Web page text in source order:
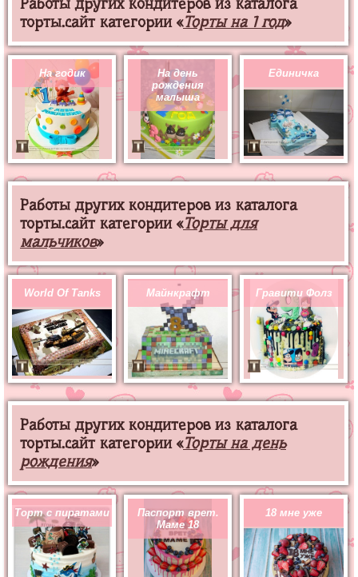
торты.сайт категории «Торты на 1 год»
На годик
На день
рождения
малыша
Единичка
Работы других кондитеров из каталога
торты.сайт категории «Торты для
мальчиков»
World Of Tanks Майнкрафт Гравити Фолз
Работы других кондитеров из каталога
торты.сайт категории «Торты на день
рождения»
Торт с пиратами
Паспорт врет.
Маме 18
18 мне уже